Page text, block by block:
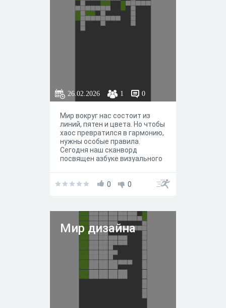
26.02.2026 1 0
Мир вокруг нас состоит из
линий, пятен и цвета. Но чтобы
хаос превратился в гармонию,
нужны особые правила.
Сегодня наш сканворд
посвящен азбуке визуального
кирпичики, из которых
вы ориентируетесь в палитре
профессиональных терминов.
0 0
Мир дизайна